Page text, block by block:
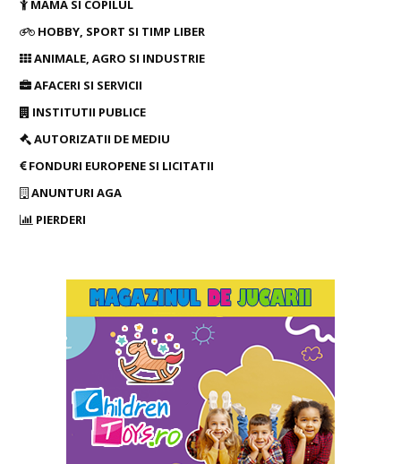
MAMA SI COPILUL
HOBBY, SPORT SI TIMP LIBER
ANIMALE, AGRO SI INDUSTRIE
AFACERI SI SERVICII
INSTITUTII PUBLICE
AUTORIZATII DE MEDIU
FONDURI EUROPENE SI LICITATII
ANUNTURI AGA
PIERDERI